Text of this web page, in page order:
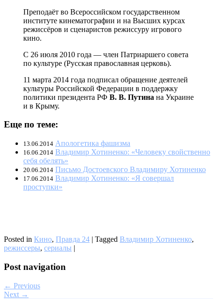
Преподаёт во Всероссийском государственном
институте кинематографии и на Высших курсах
режиссёров и сценаристов режиссуру игрового
кино.
С 26 июля 2010 года — член Патриаршего совета
по культуре (Русская православная церковь).
11 марта 2014 года подписал обращение деятелей
культуры Российской Федерации в поддержку
политики президента РФ В. В. Путина на Украине
и в Крыму.
Еще по теме:
13.06.2014 Апологетика фашизма
16.06.2014 Владимир Хотиненко: «Человеку свойственно
себя обелять»
20.06.2014 Письмо Достоевского Владимиру Хотиненко
17.06.2014 Владимир Хотиненко: «Я совершал
проступки»
Posted in Кино, Правда 24 | Tagged Владимир Хотиненко,
режиссеры, сериалы |
Post navigation
← Previous
Next →